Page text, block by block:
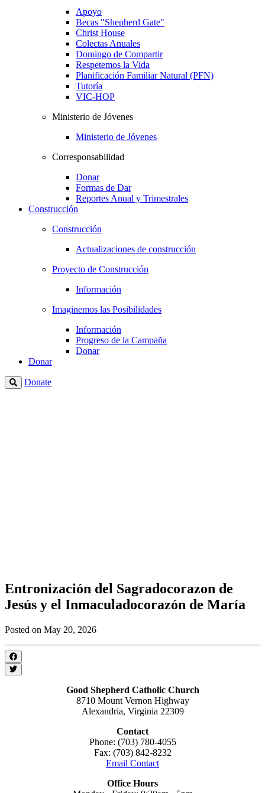
Apoyo
Becas "Shepherd Gate"
Christ House
Colectas Anuales
Domingo de Compartir
Respetemos la Vida
Planificación Familiar Natural (PFN)
Tutoría
VIC-HOP
Ministerio de Jóvenes
Ministerio de Jóvenes
Corresponsabilidad
Donar
Formas de Dar
Reportes Anual y Trimestrales
Construcción
Construcción
Actualizaciones de construcción
Proyecto de Construcción
Información
Imaginemos las Posibilidades
Información
Progreso de la Campaña
Donar
Donar
Donate
Entronización del Sagradocorazon de
Jesús y el Inmaculadocorazón de María
Posted on May 20, 2026
Good Shepherd Catholic Church
8710 Mount Vernon Highway
Alexandria, Virginia 22309
Contact
Phone: (703) 780-4055
Fax: (703) 842-8232
Email Contact
Office Hours